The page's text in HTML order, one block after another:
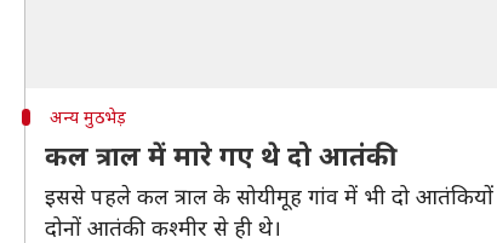
अन्य मुठभेड़
कल त्राल में मारे गए थे दो आतंकी
इससे पहले कल त्राल के सोयीमूह गांव में भी दो
दोनों आतंकी कश्मीर से ही थे।